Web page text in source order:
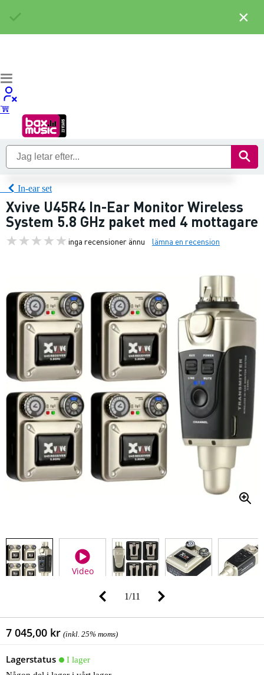
In-ear set
Xvive U45R4 In-Ear Monitor Wireless
System 5.8 GHz paket med 4 mottagare
inga recensioner ännu lämna en recension
Video
1/11
7 045,00 kr (inkl. 25% moms)
Lagerstatus
I lager
×